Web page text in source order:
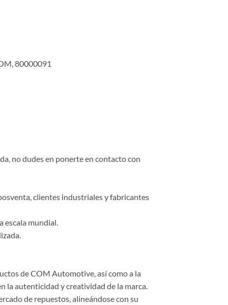
80000091
no dudes en ponerte en contacto con
clientes industriales y fabricantes
escala mundial.
de COM Automotive, así como a la
la autenticidad y creatividad de la marca.
de repuestos, alineándose con su